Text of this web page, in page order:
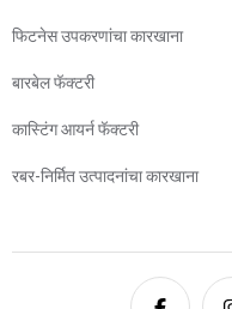
फिटनेस उपकरणांचा कारखाना
बारबेल फॅक्टरी
कास्टिंग आयर्न फॅक्टरी
रबर-निर्मित उत्पादनांचा कारखाना